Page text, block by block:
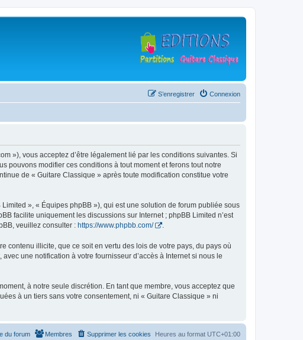
Connexion
S’enregistrer
»), vous acceptez d’être légalement lié par les conditions suivantes. Si
pouvons modifier ces conditions à tout moment et ferons tout notre
de « Guitare Classique » après toute modification constitue votre
», « Équipes phpBB »), qui est une solution de forum publiée sous
facilite uniquement les discussions sur Internet ; phpBB Limited n’est
veuillez consulter : https://www.phpbb.com/ .
contenu illicite, que ce soit en vertu des lois de votre pays, du pays où
une notification à votre fournisseur d’accès à Internet si nous le
à notre seule discrétion. En tant que membre, vous acceptez que
à un tiers sans votre consentement, ni « Guitare Classique » ni
Heures au format UTC+01:00
Supprimer les cookies
Membres
du forum